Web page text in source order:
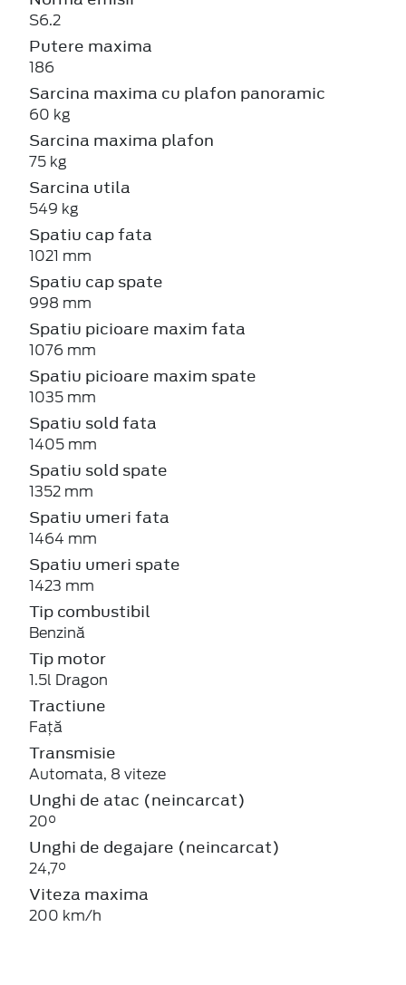
S6.2
Putere maxima
186
Sarcina maxima cu plafon panoramic
60 kg
Sarcina maxima plafon
75 kg
Sarcina utila
549 kg
Spatiu cap fata
1021 mm
Spatiu cap spate
998 mm
Spatiu picioare maxim fata
1076 mm
Spatiu picioare maxim spate
1035 mm
Spatiu sold fata
1405 mm
Spatiu sold spate
1352 mm
Spatiu umeri fata
1464 mm
Spatiu umeri spate
1423 mm
Tip combustibil
Benzină
Tip motor
1.5l Dragon
Tractiune
Față
Transmisie
Automata, 8 viteze
Unghi de atac (neincarcat)
20°
Unghi de degajare (neincarcat)
24,7°
Viteza maxima
200 km/h